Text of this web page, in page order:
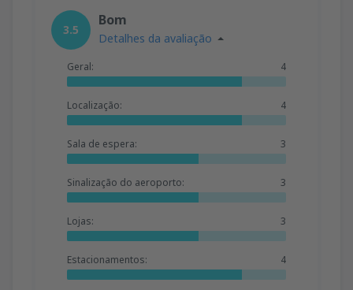
3.5
Bom
Detalhes da avaliação
Geral: 4
Localização: 4
Sala de espera: 3
Sinalização do aeroporto: 3
Lojas: 3
Estacionamentos: 4